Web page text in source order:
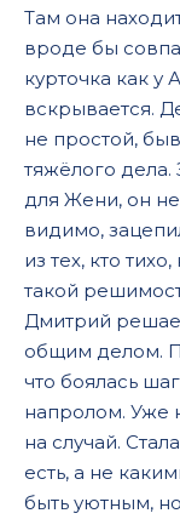
Там она
вроде бы
курточка как
вскрывается.
не простой,
тяжёлого дела.
для Жени, он
видимо,
из тех, кто
такой
Дмитрий
общим делом.
что боялась
напролом. Уже
на случай.
есть, а не
быть уютным,